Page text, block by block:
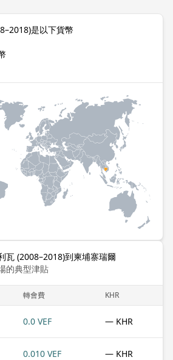
是以下貨幣
瓦 (2008–2018)到柬埔寨瑞爾
的典型津貼
轉會費 KHR
0.0 VEF — KHR
0.010 VEF — KHR